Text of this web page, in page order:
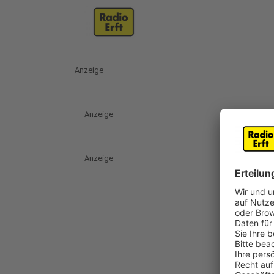
Anzeige
Anzeige
Anzeige